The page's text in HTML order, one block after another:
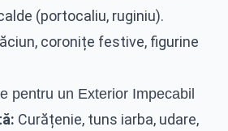
(portocaliu, ruginiu).
coronițe festive, figurine
pentru un Exterior Impecabil
Curățenie, tuns iarba, udare,